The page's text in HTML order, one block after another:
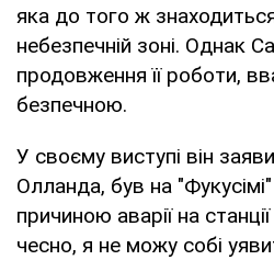
яка до того ж
небезпечній зоні. Однак
продовження її роботи,
безпечною.
У своєму виступі він
Олланда, був на
причиною аварії на
чесно, я не можу собі